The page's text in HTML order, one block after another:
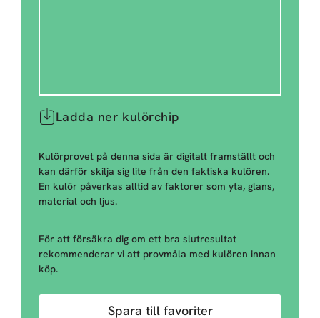
Ladda ner kulörchip
Kulörprovet på denna sida är digitalt framställt och
kan därför skilja sig lite från den faktiska kulören.
En kulör påverkas alltid av faktorer som yta, glans,
material och ljus.
För att försäkra dig om ett bra slutresultat
rekommenderar vi att provmåla med kulören innan
köp.
Spara till favoriter